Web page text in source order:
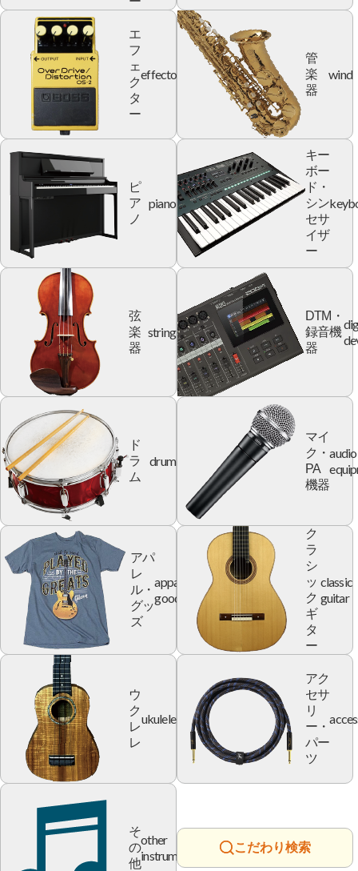
エ
フ
ェ
ク
タ
ー
effector
管
楽
器
wind
ピ
ア
ノ
piano
キー
ボー
ド・
シン
セサ
イザ
ー
弦
楽
器
string
DTM・
録音機
器
ド
ラ
ム
drum
マイ
ク・
PA
機器
audio
アパ
レ
ル・
グッ
ズ
apparel
goods
ク
ラ
シ
ッ
ク
ギ
タ
ー
classic
guitar
ウ
ク
レ
レ
ukulele
アク
セサ
リ
ー・
パー
ツ
そ
の
他
other
instrument
こだわり検索